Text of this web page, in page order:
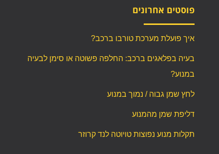
פוסטים אחרונים
איך פועלת מערכת טורבו ברכב?
בעיה בפלאגים ברכב: החלפה פשוטה או סימן לבעיה
במנוע?
לחץ שמן גבוה / נמוך במנוע
דליפת שמן מהמנוע
תקלות מנוע נפוצות טויוטה לנד קרוזר